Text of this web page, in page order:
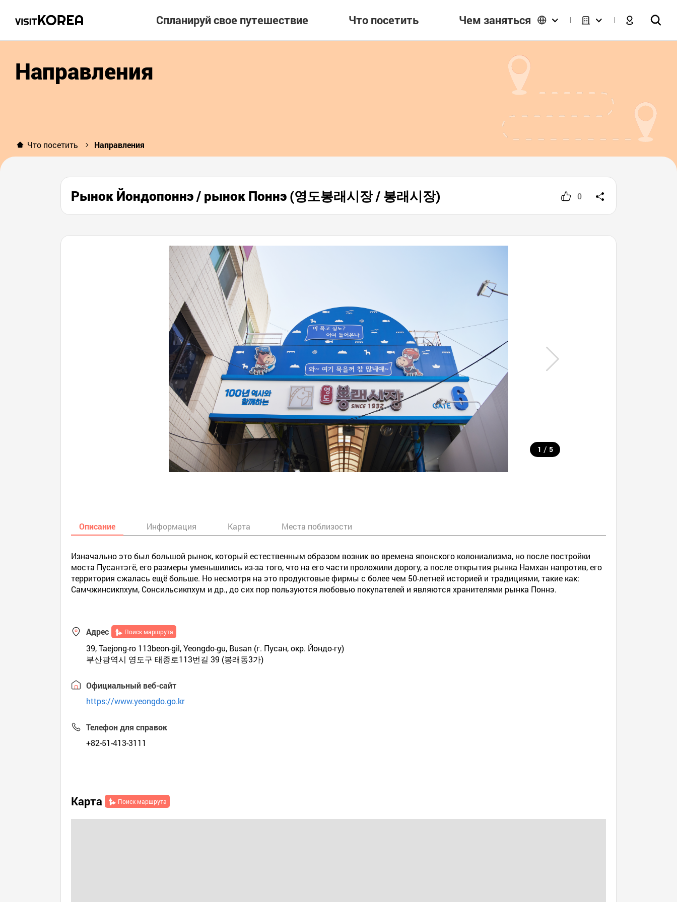
Спланируй свое путешествие Что посетить Чем заняться
Направления
Что посетить Направления
Рынок Йондопоннэ / рынок Поннэ (영도봉래시장 / 봉래시장) 0
1 / 5
Описание Информация Карта Места поблизости
Изначально это был большой рынок, который естественным образом возник во времена японского колониализма, но после постройки
моста Пусантэгё, его размеры уменьшились из-за того, что на его части проложили дорогу, а после открытия рынка Намхан напротив, его
территория сжалась ещё больше. Но несмотря на это продуктовые фирмы с более чем 50-летней историей и традициями, такие как:
Самчжинсикпхум, Сонсильсикпхум и др., до сих пор пользуются любовью покупателей и являются хранителями рынка Поннэ.
Адрес Поиск маршрута
39, Taejong-ro 113beon-gil, Yeongdo-gu, Busan (г. Пусан, окр. Йондо-гу)
부산광역시 영도구 태종로113번길 39 (봉래동3가)
Официальный веб-сайт
https://www.yeongdo.go.kr
Телефон для справок
+82-51-413-3111
Карта Поиск маршрута